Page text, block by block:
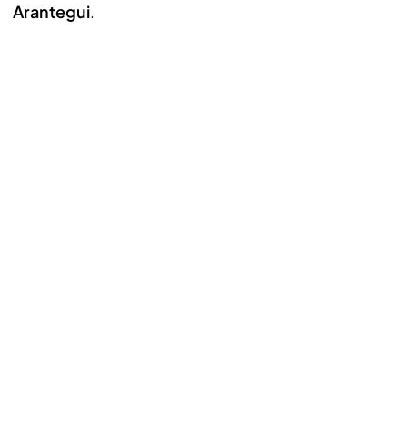
Arantegui.